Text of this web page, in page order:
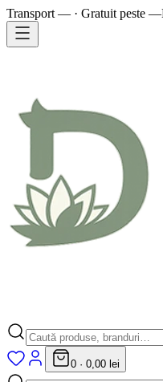
Transport — · Gratuit peste —
0 · 0,00 lei